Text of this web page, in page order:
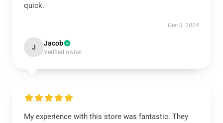
quick.
Dec 3, 2024
J Jacob
Verified owner
My experience with this store was fantastic. They